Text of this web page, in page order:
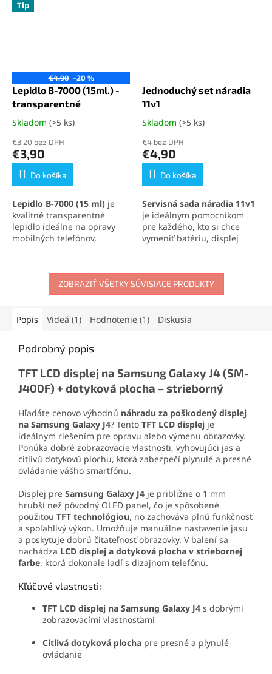
Tip
€4,90 –20 %
Lepidlo B-7000 (15ml.) -
transparentné
Priemerné
produktu
je
5,0
hviezdičiek.
Skladom (>5 ks)
€3,20 bez DPH
€3,90
Do košíka
Lepidlo B-7000 (15 ml) je
kvalitné transparentné
lepidlo ideálne na opravy
mobilných telefónov,
no pružný spoj, ktorý
odoláva otrasom, vode aj
oderu. Vďaka presnej
jednoducho nanáša aj na
Jednoduchý set náradia
11v1
Priemerné
produktu
je
5,0
hviezdičiek.
Skladom (>5 ks)
€4 bez DPH
€4,90
Do košíka
Servisná sada náradia 11v1
je ideálnym pomocníkom
pre každého, kto si chce
vymeniť batériu, displej
Obsahuje skrutkovače,
otváracie nástroje, prísavku
aj vyberač SIM karty. Vďaka
demontáž mobilu aj v
ZOBRAZIŤ VŠETKY SÚVISIACE PRODUKTY
Popis Videá (1) Hodnotenie (1) Diskusia
Podrobný popis
TFT LCD displej na Samsung Galaxy J4 (SM-
J400F) + dotyková plocha – strieborný
Hľadáte cenovo výhodnú náhradu za poškodený displej
na Samsung Galaxy J4? Tento TFT LCD displej je
ideálnym riešením pre opravu alebo výmenu obrazovky.
Ponúka dobré zobrazovacie vlastnosti, vyhovujúci jas a
citlivú dotykovú plochu, ktorá zabezpečí plynulé a presné
ovládanie vášho smartfónu.
Displej pre Samsung Galaxy J4 je približne o 1 mm
hrubší než pôvodný OLED panel, čo je spôsobené
použitou TFT technológiou, no zachováva plnú funkčnosť
a spoľahlivý výkon. Umožňuje manuálne nastavenie jasu
a poskytuje dobrú čitateľnosť obrazovky. V balení sa
nachádza LCD displej a dotyková plocha v striebornej
farbe, ktorá dokonale ladí s dizajnom telefónu.
Kľúčové vlastnosti:
TFT LCD displej na Samsung Galaxy J4 s dobrými
zobrazovacími vlastnosťami
Citlivá dotyková plocha pre presné a plynulé
ovládanie